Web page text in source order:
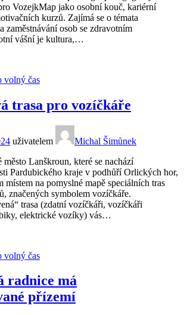
VozejkMap jako osobní kouč, kariérní
kurzů. Zajímá se o témata
zaměstnávání osob se zdravotním
vášní je kultura,…
volný čas
trasa pro vozíčkáře
uživatelem
Michal Šimůnek
město Lanškroun, které se nachází
Pardubického kraje v podhůří Orlických hor,
místem na pomyslné mapě speciálních tras
značených symbolem vozíčkáře.
trasa (zdatní vozíčkáři, vozíčkáři
elektrické vozíky) vás…
volný čas
radnice má
přízemí